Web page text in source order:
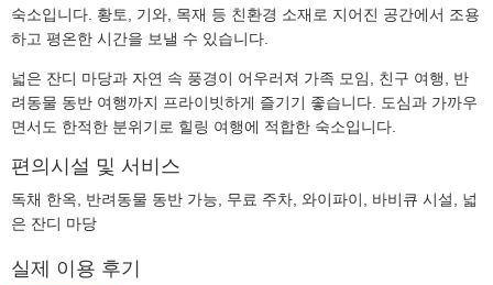
숙소입니다. 황토, 기와, 목재 등 친환경 소재로 지어진 공간에서 조용
하고 평온한 시간을 보낼 수 있습니다.
넓은 잔디 마당과 자연 속 풍경이 어우러져 가족 모임, 친구 여행, 반
려동물 동반 여행까지 프라이빗하게 즐기기 좋습니다. 도심과 가까우
면서도 한적한 분위기로 힐링 여행에 적합한 숙소입니다.
편의시설 및 서비스
독채 한옥, 반려동물 동반 가능, 무료 주차, 와이파이, 바비큐 시설, 넓
은 잔디 마당
실제 이용 후기